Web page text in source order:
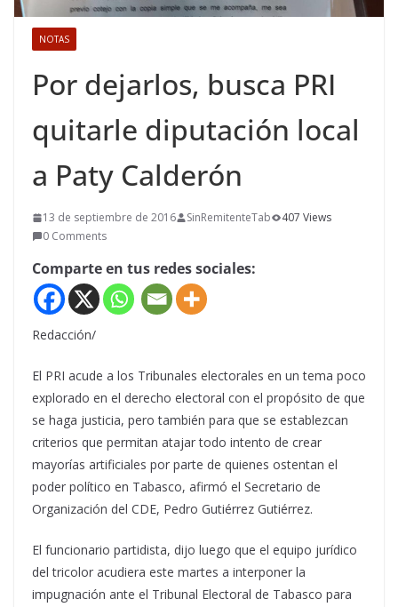
NOTAS
Por dejarlos, busca PRI
quitarle diputación local
a Paty Calderón
13 de septiembre de 2016 SinRemitenteTab
407 Views
0 Comments
Comparte en tus redes sociales:
Redacción/
El PRI acude a los Tribunales electorales en un tema poco
explorado en el derecho electoral con el propósito de que
se haga justicia, pero también para que se establezcan
criterios que permitan atajar todo intento de crear
mayorías artificiales por parte de quienes ostentan el
poder político en Tabasco, afirmó el Secretario de
Organización del CDE, Pedro Gutiérrez Gutiérrez.
El funcionario partidista, dijo luego que el equipo jurídico
del tricolor acudiera este martes a interponer la
impugnación ante el Tribunal Electoral de Tabasco para